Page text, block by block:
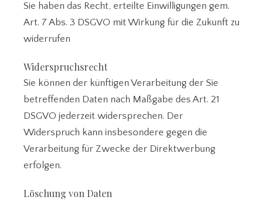
Sie haben das Recht, erteilte Einwilligungen gem.
Art. 7 Abs. 3 DSGVO mit Wirkung für die Zukunft zu
widerrufen
Widerspruchsrecht
Sie können der künftigen Verarbeitung der Sie
betreffenden Daten nach Maßgabe des Art. 21
DSGVO jederzeit widersprechen. Der
Widerspruch kann insbesondere gegen die
Verarbeitung für Zwecke der Direktwerbung
erfolgen.
Löschung von Daten